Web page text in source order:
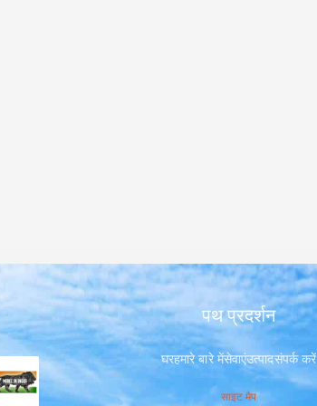
पथ प्रदर्शन
घरहमारे बारे मेंसेवाएंउत्पादसंपर्क करें
साइट मैप